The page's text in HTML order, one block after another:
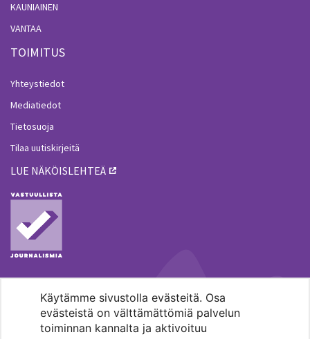
Käytämme sivustolla evästeitä. Osa
evästeistä on välttämättömiä palvelun
toiminnan kannalta ja aktivoituu
KAUNIAINEN
VANTAA
TOIMITUS
Yhteystiedot
Mediatiedot
Tietosuoja
Tilaa uutiskirjeitä
LUE NÄKÖISLEHTEÄ
MENOHAKU